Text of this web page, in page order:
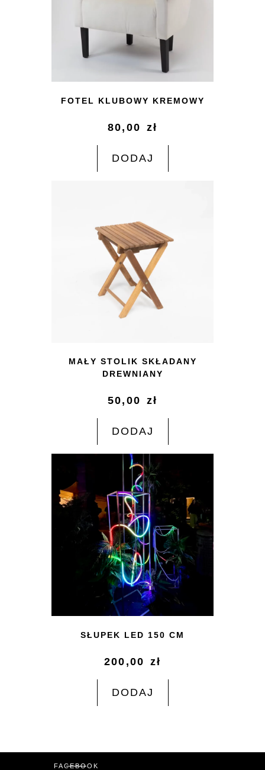
FOTEL KLUBOWY KREMOWY
80,00 zł
DODAJ
MAŁY STOLIK SKŁADANY
DREWNIANY
50,00 zł
DODAJ
SŁUPEK LED 150 CM
200,00 zł
DODAJ
FACEBOOK